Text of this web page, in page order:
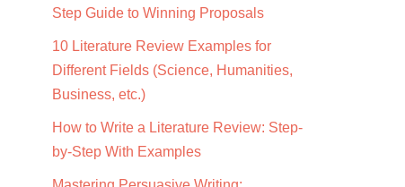
Step Guide to Winning Proposals
10 Literature Review Examples for
Different Fields (Science, Humanities,
Business, etc.)
How to Write a Literature Review: Step-
by-Step With Examples